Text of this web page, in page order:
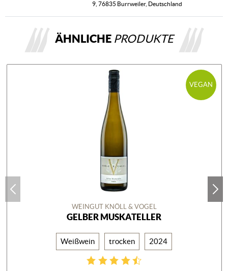
9, 76835 Burrweiler, Deutschland
ÄHNLICHE PRODUKTE
VEGAN
WEINGUT KNÖLL & VOGEL
GELBER MUSKATELLER
Weißwein trocken 2024